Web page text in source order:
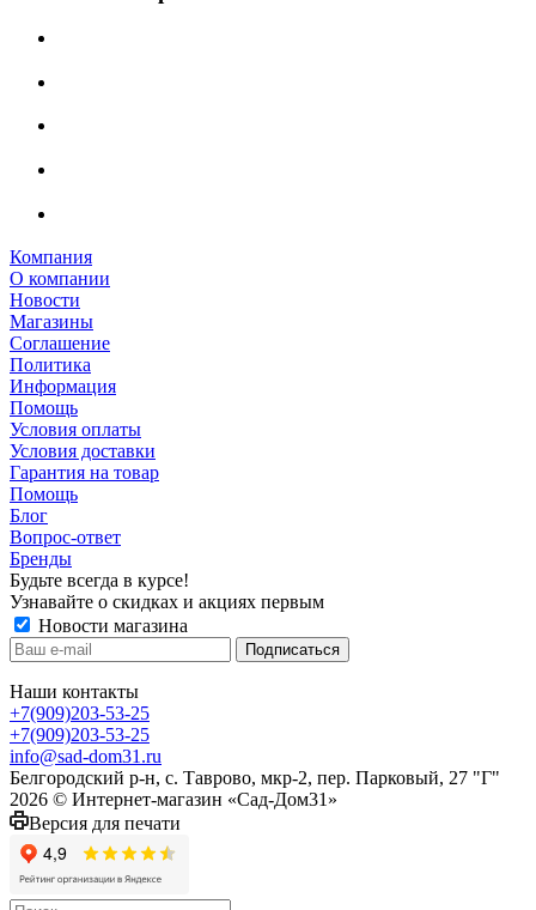
Компания
О компании
Новости
Магазины
Соглашение
Политика
Информация
Помощь
Условия оплаты
Условия доставки
Гарантия на товар
Помощь
Блог
Вопрос-ответ
Бренды
Будьте всегда в курсе!
Узнавайте о скидках и акциях первым
Новости магазина
Наши контакты
+7(909)203-53-25
+7(909)203-53-25
info@sad-dom31.ru
Белгородский р-н, с. Таврово, мкр-2, пер. Парковый, 27 "Г"
2026 © Интернет-магазин «Сад-Дом31»
Версия для печати